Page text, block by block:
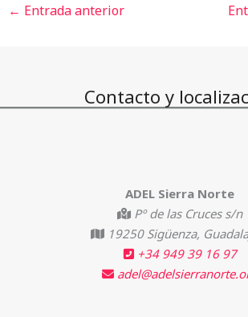
← Entrada anterior
Contacto y
ADEL Sierra Norte
Pº de las Cruces s/n
19250 Sigüenza,
+34 949 39 16 97